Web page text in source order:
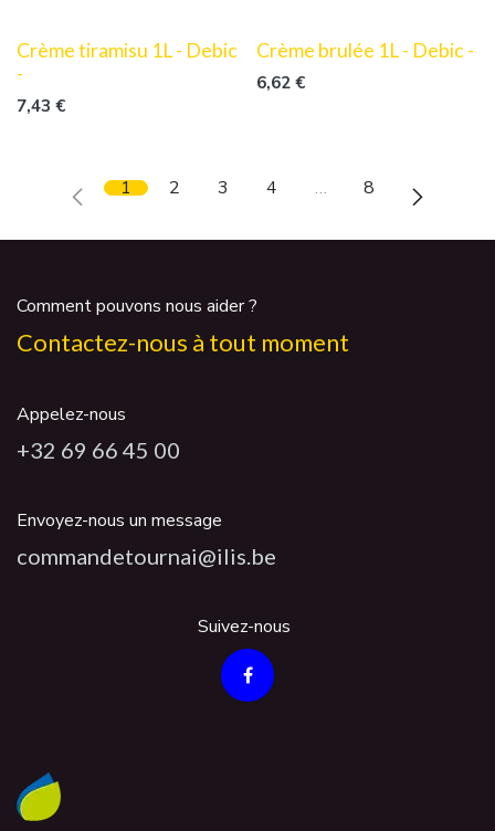
Crème tiramisu 1L - Debic
-
7,43 €
Crème brulée 1L - Debic -
6,62€
1 2 3 4 … 8
Comment pouvons nous aider ?
Contactez-nous à tout moment
Appelez-nous
+32 69 66 45 00
Envoyez-nous un message
commandetournai@ilis.be
Suivez-nous